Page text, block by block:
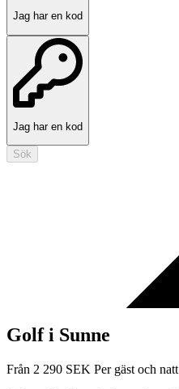
Jag har en kod
Jag har en kod
Sök
Golf i Sunne
Från 2 290 SEK Per gäst och natt